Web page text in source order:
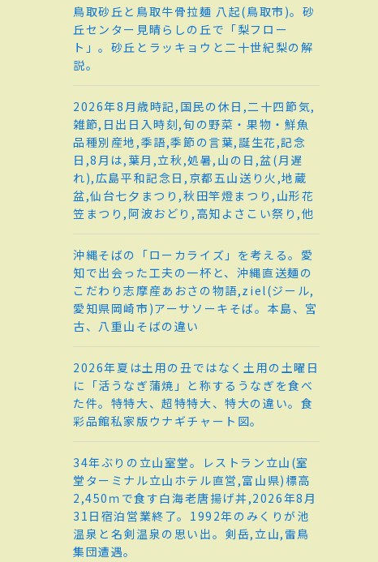
鳥取砂丘と鳥取牛骨拉麺 八起(鳥取市)。砂
丘センター見晴らしの丘で「梨フロー
ト」。砂丘とラッキョウと二十世紀梨の解
説。
2026年8月歳時記,国民の休日,二十四節気,
雑節,日出日入時刻,旬の野菜・果物・鮮魚
品種別産地,季語,季節の言葉,誕生花,記念
日,8月は,葉月,立秋,処暑,山の日,盆(月遅
れ),広島平和記念日,京都五山送り火,地蔵
盆,仙台七夕まつり,秋田竿燈まつり,山形花
笠まつり,阿波おどり,高知よさこい祭り,他
沖縄そばの「ローカライズ」を考える。愛
知で出会った工夫の一杯と、沖縄直送麺の
こだわり志摩産あおさの物語,ziel(ジール,
愛知県岡崎市)アーサソーキそば。本島、宮
古、八重山そばの違い
2026年夏は土用の丑ではなく土用の土曜日
に「活うなぎ蒲焼」と称するうなぎを食べ
た件。特特大、超特特大、特大の違い。食
彩品館私家版ウナギチャート図。
34年ぶりの立山室堂。レストラン立山(室
堂ターミナル立山ホテル直営,富山県)標高
2,450ｍで食す白海老唐揚げ丼,2026年8月
31日宿泊営業終了。1992年のみくりが池
温泉と名剣温泉の思い出。剣岳,立山,雷鳥
集団遭遇。